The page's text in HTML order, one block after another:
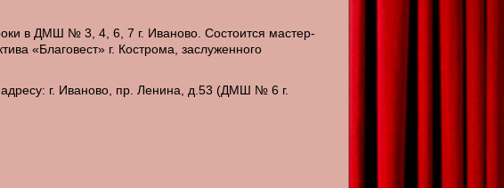
в ДМШ № 3, 4, 6, 7 г. Иваново. Состоится мастер-
«Благовест» г. Кострома, заслуженного
адресу: г. Иваново, пр. Ленина, д.53 (ДМШ № 6 г.